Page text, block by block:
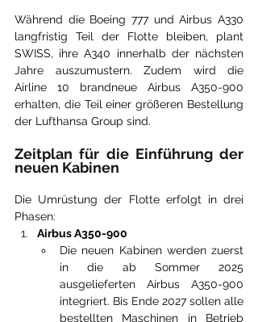
Während die Boeing 777 und Airbus A330
langfristig Teil der Flotte bleiben, plant
SWISS, ihre A340 innerhalb der nächsten
Jahre auszumustern. Zudem wird die
Airline 10 brandneue Airbus A350-900
erhalten, die Teil einer größeren Bestellung
der Lufthansa Group sind.
Zeitplan für die Einführung der
neuen Kabinen
Die Umrüstung der Flotte erfolgt in drei
Phasen:
Airbus A350-900
Die neuen Kabinen werden zuerst
in die ab Sommer 2025
ausgelieferten Airbus A350-900
integriert. Bis Ende 2027 sollen alle
bestellten Maschinen in Betrieb